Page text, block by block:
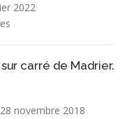
2022
carré de Madrier.
28 novembre 2018